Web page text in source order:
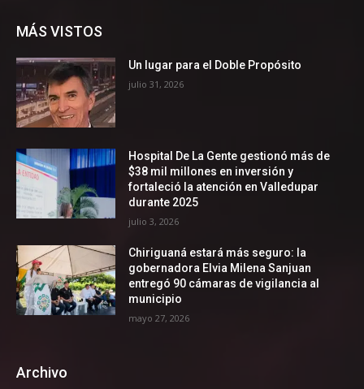
MÁS VISTOS
Un lugar para el Doble Propósito
julio 31, 2026
Hospital De La Gente gestionó más de
$38 mil millones en inversión y
fortaleció la atención en Valledupar
durante 2025
julio 3, 2026
Chiriguaná estará más seguro: la
gobernadora Elvia Milena Sanjuan
entregó 90 cámaras de vigilancia al
municipio
mayo 27, 2026
Archivo